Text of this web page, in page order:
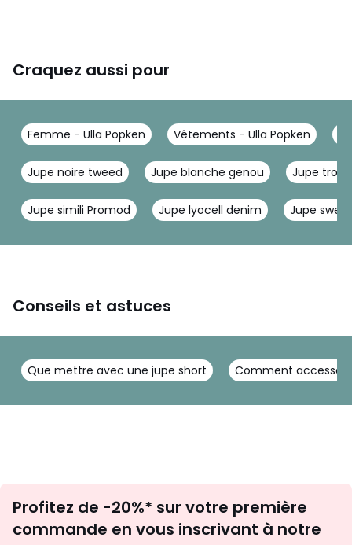
Craquez aussi pour
Femme - Ulla Popken Vêtements - Ulla Popken
Jupe noire tweed Jupe blanche genou Jupe
Jupe simili Promod Jupe lyocell denim Jupe sweat
Conseils et astuces
Que mettre avec une jupe short Comment
newsletter
Profitez de -20%* sur votre première
commande en vous inscrivant à notre